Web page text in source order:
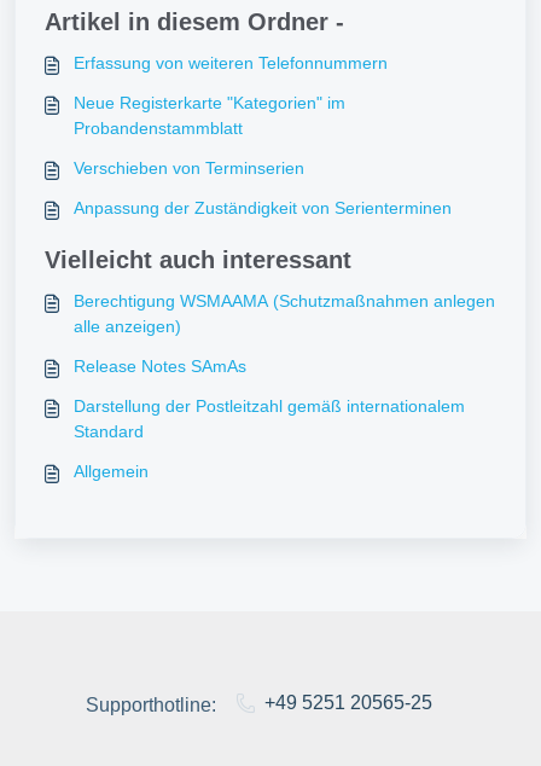
Artikel in diesem Ordner -
Erfassung von weiteren Telefonnummern
Neue Registerkarte "Kategorien" im
Probandenstammblatt
Verschieben von Terminserien
Anpassung der Zuständigkeit von Serienterminen
Vielleicht auch interessant
Berechtigung WSMAAMA (Schutzmaßnahmen anlegen
alle anzeigen)
Release Notes SAmAs
Darstellung der Postleitzahl gemäß internationalem
Standard
Allgemein
Supporthotline: +49 5251 20565-25